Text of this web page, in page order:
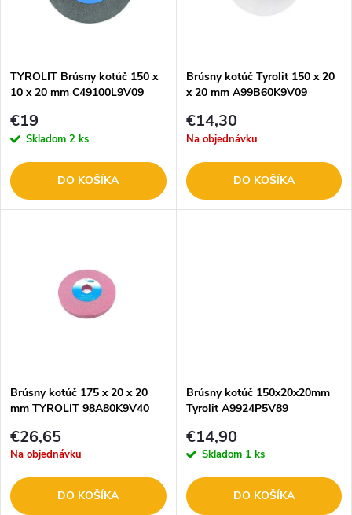
e
p
r
o
o
v
s
p
r
o
o
v
TYROLIT Brúsny kotúč 150 x
10 x 20 mm C49100L9V09
€19
Skladom 2 ks
DO KOŠÍKA
Brúsny kotúč Tyrolit 150 x 20
x 20 mm A99B60K9V09
€14,30
Na objednávku
DO KOŠÍKA
Brúsny kotúč 175 x 20 x 20
mm TYROLIT 98A80K9V40
€26,65
Na objednávku
DO KOŠÍKA
Brúsny kotúč 150x20x20mm
Tyrolit A9924P5V89
€14,90
Skladom 1 ks
DO KOŠÍKA